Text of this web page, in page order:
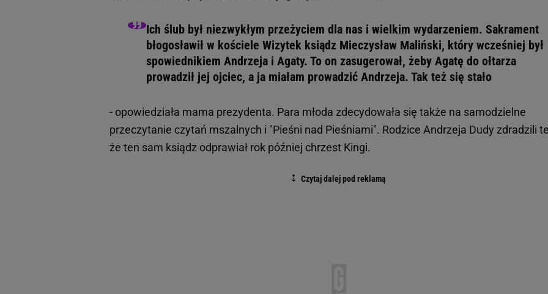
Ich ślub był niezwykłym przeżyciem dla nas i wielkim wydarzeniem. Sakrament
błogosławił w kościele Wizytek ksiądz Mieczysław Maliński, który wcześniej był
spowiednikiem Andrzeja i Agaty. To on zasugerował, żeby Agatę do ołtarza
prowadził jej ojciec, a ja miałam prowadzić Andrzeja. Tak też się stało
- opowiedziała mama prezydenta. Para młoda zdecydowała się także na samodzielne
przeczytanie czytań mszalnych i "Pieśni nad Pieśniami". Rodzice Andrzeja Dudy zdradzili
że ten sam ksiądz odprawiał rok później chrzest Kingi.